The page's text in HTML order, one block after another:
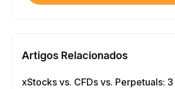
Artigos Relacionados
xStocks vs. CFDs vs. Perpetuals: